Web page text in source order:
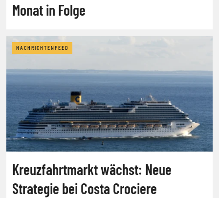
Monat in Folge
NACHRICHTENFEED
Kreuzfahrtmarkt wächst: Neue
Strategie bei Costa Crociere